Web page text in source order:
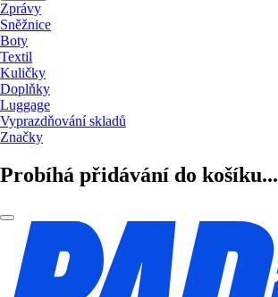
Zprávy
Sněžnice
Boty
Textil
Kuličky
Doplňky
Luggage
Vyprazdňování skladů
Značky
Probíhá přidávání do košíku...